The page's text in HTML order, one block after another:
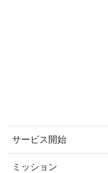
サービス開始
ミッション